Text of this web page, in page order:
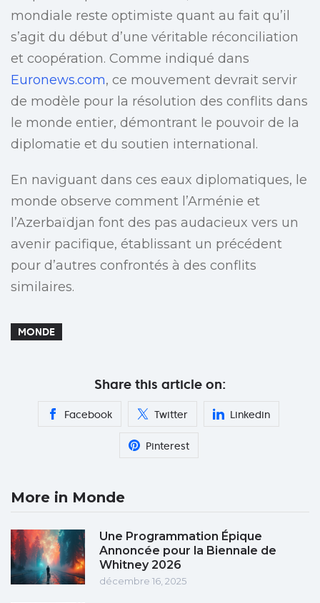
mondiale reste optimiste quant au fait qu’il
s’agit du début d’une véritable réconciliation
et coopération. Comme indiqué dans
Euronews.com, ce mouvement devrait servir
de modèle pour la résolution des conflits dans
le monde entier, démontrant le pouvoir de la
diplomatie et du soutien international.
En naviguant dans ces eaux diplomatiques, le
monde observe comment l’Arménie et
l’Azerbaïdjan font des pas audacieux vers un
avenir pacifique, établissant un précédent
pour d’autres confrontés à des conflits
similaires.
MONDE
Share this article on:
Facebook Twitter Linkedin
Pinterest
More in Monde
Une Programmation Épique
Annoncée pour la Biennale de
Whitney 2026
décembre 16, 2025